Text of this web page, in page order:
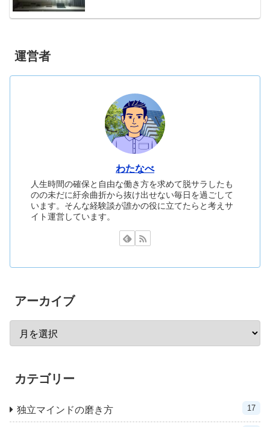
運営者
わたなべ
人生時間の確保と自由な働き方を求めて脱サラしたも
のの未だに紆余曲折から抜け出せない毎日を過ごして
います。そんな経験談が誰かの役に立てたらと考えサ
イト運営しています。
アーカイブ
カテゴリー
独立マインドの磨き方 17